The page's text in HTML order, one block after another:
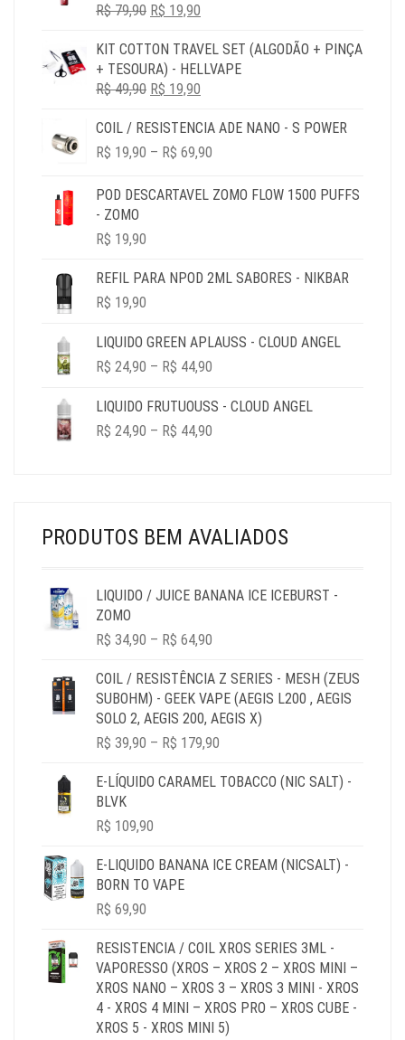
R$ 79,90.
R$79,90 O
ORIGINAL
ERA:
R$ 79,90.
R$ 19,90
ATUAL
É:
KIT COTTON TRAVEL SET (ALGODÃO + PINÇA
+ TESOURA) - HELLVAPE
R$49,90 O
ORIGINAL
ERA:
R$ 19,90
ATUAL
É:
COIL / RESISTENCIA ADE NANO - S POWER
R$ 19,90 – R$ 69,90
R$ 19,90
POD DESCARTAVEL ZOMO FLOW 1500 PUFFS
- ZOMO
R$ 19,90
REFIL PARA NPOD 2ML SABORES - NIKBAR
R$ 19,90
LIQUIDO GREEN APLAUSS - CLOUD ANGEL
R$ 24,90 – R$ 44,90
R$ 24,90
LIQUIDO FRUTUOUSS - CLOUD ANGEL
R$ 24,90 – R$ 44,90
PRODUTOS BEM AVALIADOS
LIQUIDO / JUICE BANANA ICE ICEBURST -
ZOMO
R$ 34,90 – R$ 64,90
R$ 34,90
THROUGH
R$ 64,90
COIL / RESISTÊNCIA Z SERIES - MESH (ZEUS
SUBOHM) - GEEK VAPE (AEGIS L200 , AEGIS
SOLO 2, AEGIS 200, AEGIS X)
R$ 39,90 – R$ 179,90
R$ 39,90
E-LÍQUIDO CARAMEL TOBACCO (NIC SALT) -
BLVK
R$ 109,90
E-LIQUIDO BANANA ICE CREAM (NICSALT) -
BORN TO VAPE
R$ 69,90
RESISTENCIA / COIL XROS SERIES 3ML -
VAPORESSO (XROS – XROS 2 – XROS MINI –
XROS NANO – XROS 3 – XROS 3 MINI - XROS
4 - XROS 4 MINI – XROS PRO – XROS CUBE -
XROS 5 - XROS MINI 5)